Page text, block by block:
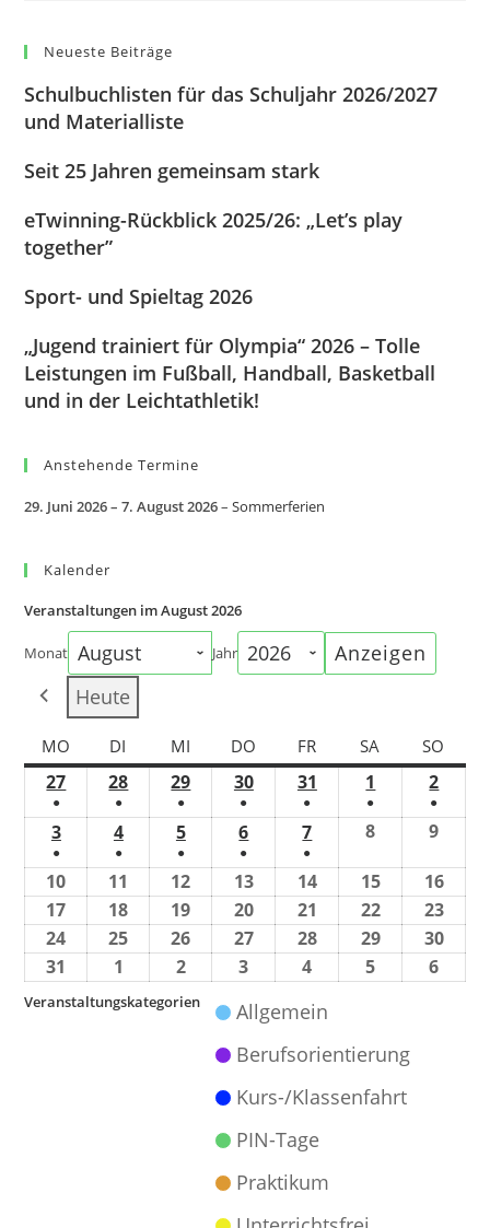
Neueste Beiträge
Schulbuchlisten für das Schuljahr 2026/2027
und Materialliste
Seit 25 Jahren gemeinsam stark
eTwinning-Rückblick 2025/26: „Let’s play
together”
Sport- und Spieltag 2026
„Jugend trainiert für Olympia“ 2026 – Tolle
Leistungen im Fußball, Handball, Basketball
und in der Leichtathletik!
Anstehende Termine
29. Juni 2026– 7. August 2026–Sommerferien
Kalender
Veranstaltungen im August 2026
Monat Jahr
Heute
MO DI MI DO FR SA SO
27
●
28
●
29
●
30
●
31
●
1
●
2
●
3
●
4
●
5
●
6
●
7
●
8 9
10 11 12 13 14 15
16
17
18 19 20 21 22
23
24
25 26 27 28 29
30
31
1 2 3 4 5 6
Veranstaltungskategorien
Allgemein
Berufsorientierung
Kurs-/Klassenfahrt
PIN-Tage
Praktikum